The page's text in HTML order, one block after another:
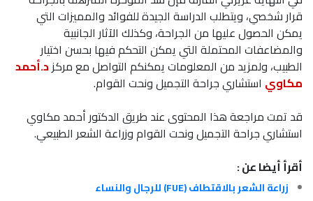
قرار شخصي، ويتطلب الدراسة الجيدة للفوائد والمميزات التي
يمكن الحصول عليها من الجراحة، وكذلك الآثار الجانبية
والمضاعفات المحتملة التي يمكن التحكم فيها بحسن اختيار
الطبيب، ولمزيد من المعلومات يمكنكم التواصل مع مركزد.أحمد
مكاوي استشاري جراحة التجميل ونحت القوام.
قد تمت مراجعة هذا المحتوى عند طريق الدكتور أحمد مكاوي
استشاري جراحة التجميل ونحت القوام وزراعة الشعر الطبيعي.
أقرأ أيضا عن :
زراعة الشعر بالاقتطاف (FUE) للرجال والنساء